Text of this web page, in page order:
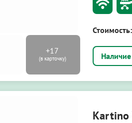
Стоимость:
Kartino